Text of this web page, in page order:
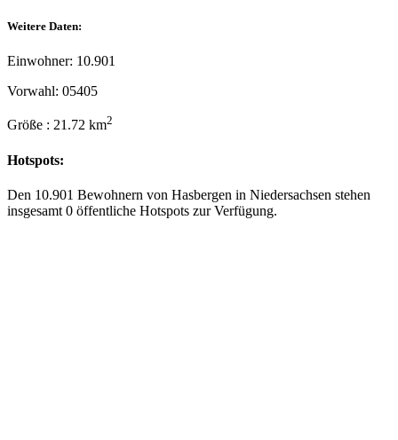
Weitere Daten:
Einwohner: 10.901
Vorwahl: 05405
Größe : 21.72 km2
Hotspots:
Den 10.901 Bewohnern von Hasbergen in Niedersachsen stehen
insgesamt 0 öffentliche Hotspots zur Verfügung.